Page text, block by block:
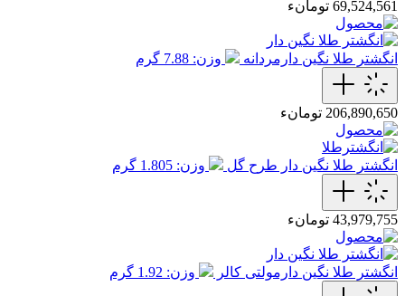
69,524,561 تومانء
انگشتر طلا نگین دارمردانه وزن: 7.88 گرم
206,890,650 تومانء
انگشتر طلا نگین دار طرح گل وزن: 1.805 گرم
43,979,755 تومانء
انگشتر طلا نگین دارمولتی کالر وزن: 1.92 گرم